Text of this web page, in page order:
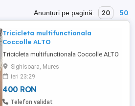
Anunțuri pe pagină: 20 50
Tricicleta multifunctionala
Coccolle ALTO
Tricicleta multifunctionala Coccolle ALTO
Sighisoara, Mures
ieri 23:29
400 RON
Telefon validat